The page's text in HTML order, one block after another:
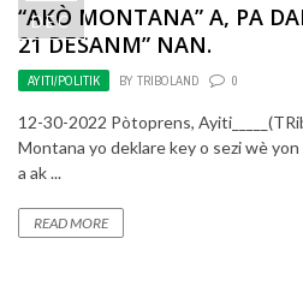
DEC
“AKÒ MONTANA” A, PA
21 DESANM” NAN.
AYITI/POLITIK BY TRIBOLAND 0
12-30-2022 Pòtoprens,
Montana yo deklare key o sezi wè
a ak ...
READ MORE